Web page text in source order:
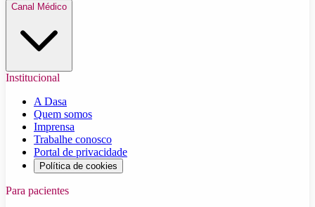
Canal Médico
Institucional
A Dasa
Quem somos
Imprensa
Trabalhe conosco
Portal de privacidade
Política de cookies
Para pacientes